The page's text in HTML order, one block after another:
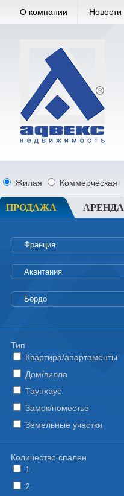
О компании Новости
Жилая Коммерческая
ПРОДАЖА АРЕНДА
Тип
Квартира/апартаменты
Дом/вилла
Таунхаус
Замок/поместье
Земельные участки
Количество спален
1
2